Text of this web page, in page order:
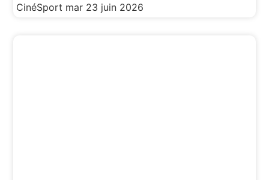
CinéSport mar 23 juin 2026